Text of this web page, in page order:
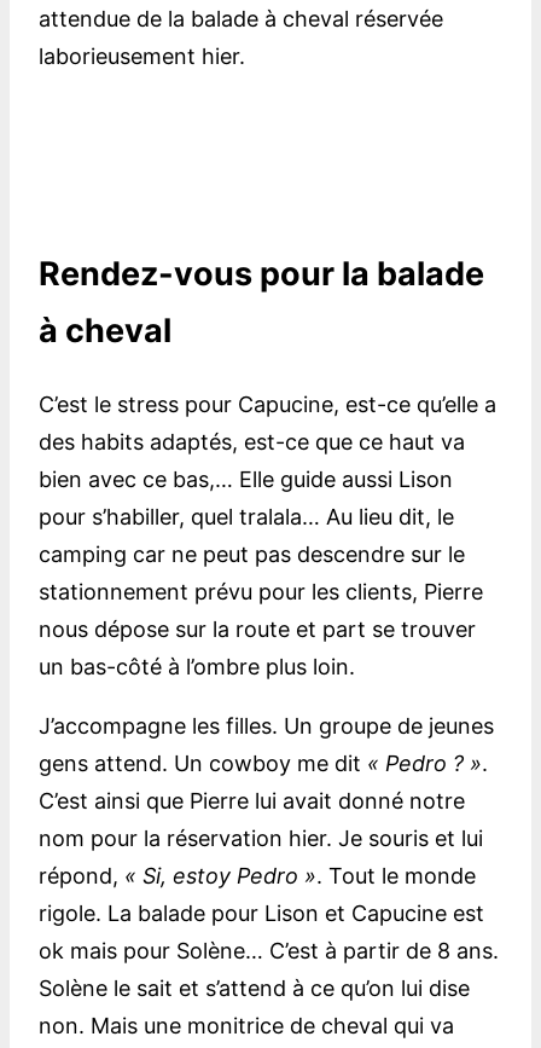
attendue de la balade à cheval réservée
laborieusement hier.
Rendez-vous pour la balade
à cheval
C’est le stress pour Capucine, est-ce qu’elle a
des habits adaptés, est-ce que ce haut va
bien avec ce bas,… Elle guide aussi Lison
pour s’habiller, quel tralala… Au lieu dit, le
camping car ne peut pas descendre sur le
stationnement prévu pour les clients, Pierre
nous dépose sur la route et part se trouver
un bas-côté à l’ombre plus loin.
J’accompagne les filles. Un groupe de jeunes
gens attend. Un cowboy me dit « Pedro ? ».
C’est ainsi que Pierre lui avait donné notre
nom pour la réservation hier. Je souris et lui
répond, « Si, estoy Pedro ». Tout le monde
rigole. La balade pour Lison et Capucine est
ok mais pour Solène… C’est à partir de 8 ans.
Solène le sait et s’attend à ce qu’on lui dise
non. Mais une monitrice de cheval qui va